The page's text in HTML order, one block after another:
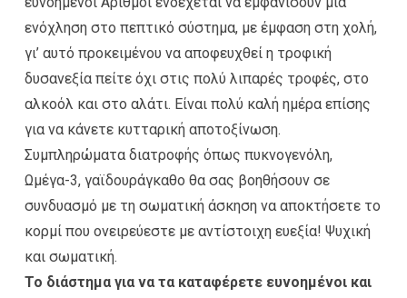
ενόχληση στο πεπτικό σύστημα, με έμφαση στη χολή,
γι’ αυτό προκειμένου να αποφευχθεί η τροφική
δυσανεξία πείτε όχι στις πολύ λιπαρές τροφές, στο
αλκοόλ και στο αλάτι. Είναι πολύ καλή ημέρα επίσης
για να κάνετε κυτταρική αποτοξίνωση.
Συμπληρώματα διατροφής όπως πυκνογενόλη,
Ωμέγα-3, γαϊδουράγκαθο θα σας βοηθήσουν σε
συνδυασμό με τη σωματική άσκηση να αποκτήσετε το
κορμί που ονειρεύεστε με αντίστοιχη ευεξία! Ψυχική
και σωματική.
Το διάστημα για να τα καταφέρετε ευνοημένοι και